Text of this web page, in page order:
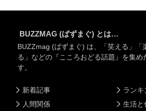
BUZZMAG (ばずまぐ) とは…
BUZZmag (ばずまぐ) は、「笑える」「
る」などの『こころおどる話題』を集め
す。
新着記事
人間関係
ランキ
生活と